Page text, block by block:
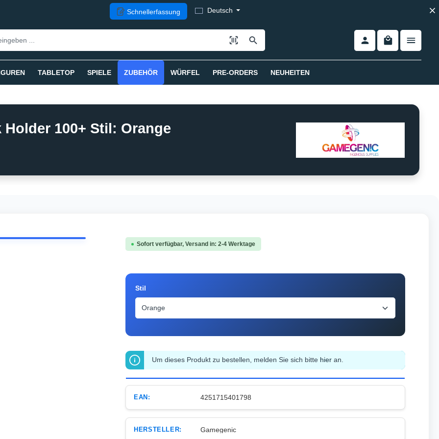
Schnellerfassung Deutsch
TABLETOP SPIELE ZUBEHÖR WÜRFEL PRE-ORDERS NEUHEITEN
100+ Stil: Orange
Sofort verfügbar, Versand in: 2-4 Werktage
Stil
Um dieses Produkt zu bestellen, melden Sie sich bitte hier an.
EAN: 4251715401798
HERSTELLER: Gamegenic